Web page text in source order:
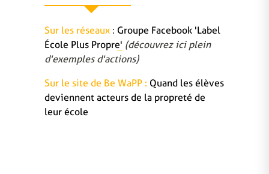
Sur les réseaux : Groupe Facebook 'Label
École Plus Propre' (découvrez ici plein
d'exemples d'actions)
Sur le site de Be WaPP : Quand les élèves
deviennent acteurs de la propreté de
leur école